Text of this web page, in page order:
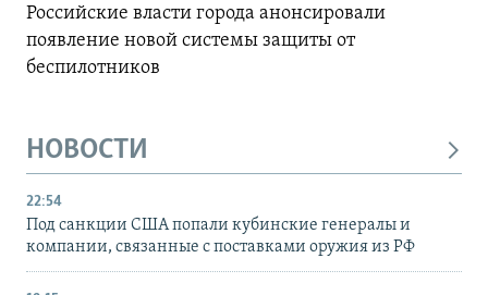
Российские власти города анонсировали
появление новой системы защиты от
беспилотников
НОВОСТИ
22:54
Под санкции США попали кубинские генералы и
компании, связанные с поставками оружия из РФ